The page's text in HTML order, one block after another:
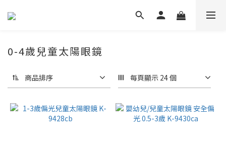
0-4歲兒童太陽眼鏡
商品排序 每頁顯示 24 個